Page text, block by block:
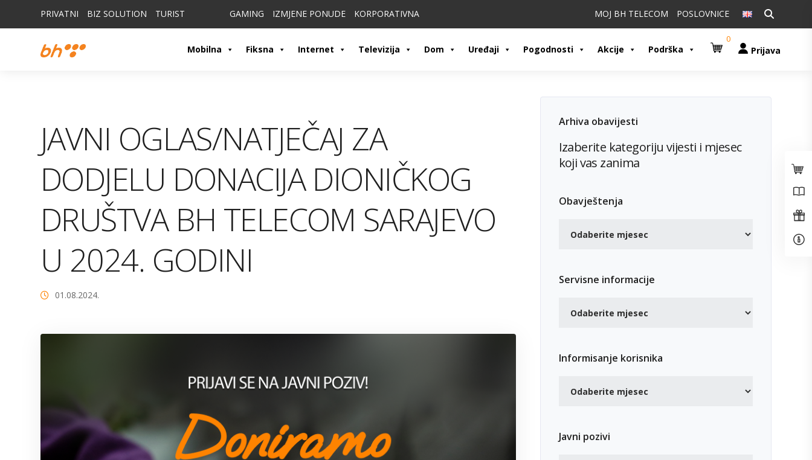
PRIVATNI BIZ SOLUTION TURIST GAMING IZMJENE PONUDE KORPORATIVNA Pretraži:
MOJ BH TELECOM POSLOVNICE
Mobilna Fiksna Internet Televizija Dom Uređaji Pogodnosti Akcije Podrška
0
Prijava
JAVNI OGLAS/NATJEČAJ ZA
DODJELU DONACIJA DIONIČKOG
DRUŠTVA BH TELECOM SARAJEVO
U 2024. GODINI
01.08.2024.
Arhiva obavijesti
Izaberite kategoriju vijesti i mjesec
koji vas zanima
Obavještenja
Servisne informacije
Informisanje korisnika
Javni pozivi